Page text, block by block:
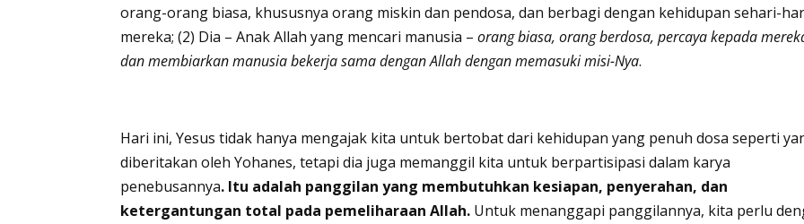
orang-orang biasa, khususnya orang miskin dan pendosa, dan berbagi dengan kehidupan sehari-
mereka; (2) Dia – Anak Allah yang mencari manusia –orang biasa, orang berdosa, percaya kepada
dan membiarkan manusia bekerja sama dengan Allah dengan memasuki misi-Nya.
Hari ini, Yesus tidak hanya mengajak kita untuk bertobat dari kehidupan yang penuh dosa seperti
diberitakan oleh Yohanes, tetapi dia juga memanggil kita untuk berpartisipasi dalam karya
penebusannya. Itu adalah panggilan yang membutuhkan kesiapan, penyerahan, dan
ketergantungan total pada pemeliharaan Allah. Untuk menanggapi panggilannya, kita perlu